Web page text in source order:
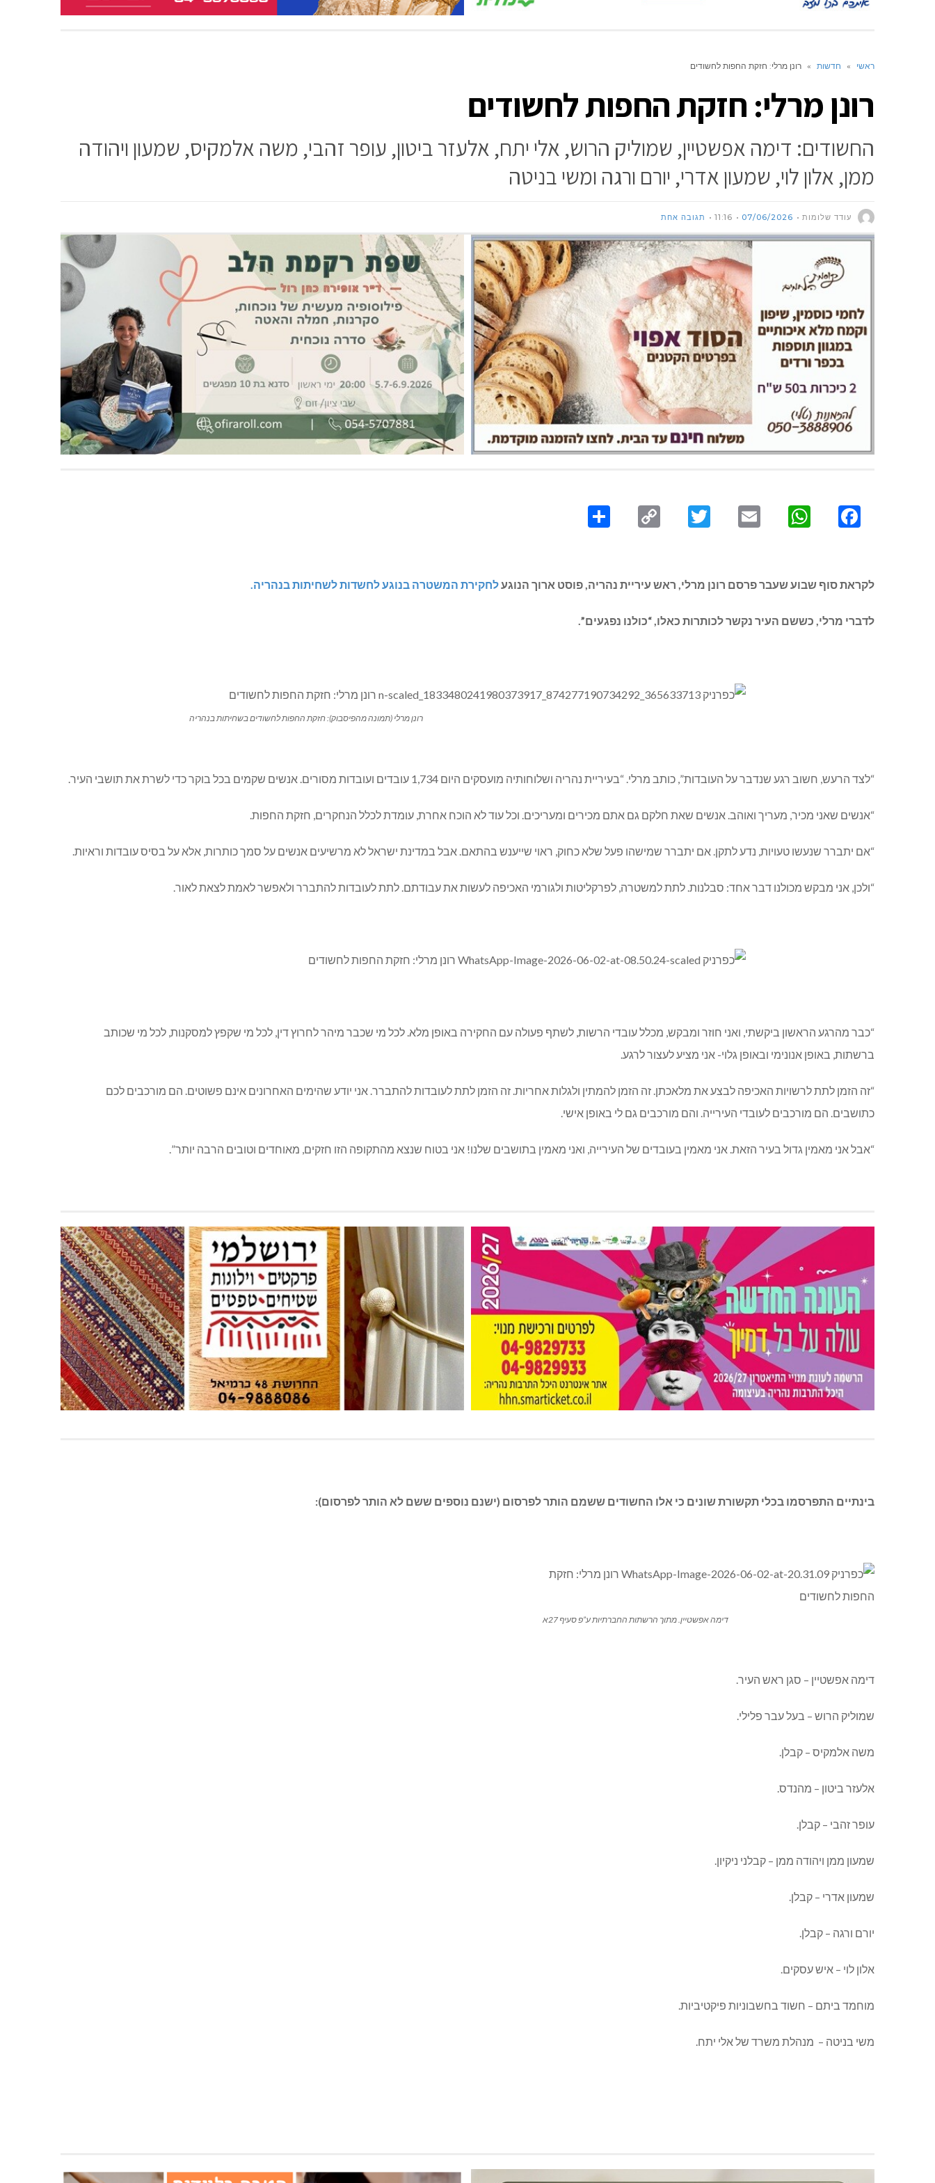
ראשי » חדשות » רונן מרלי: חזקת החפות לחשודים
רונן מרלי: חזקת החפות לחשודים
החשודים: דימה אפשטיין, שמוליק הרוש, אלי יתח, אלעזר ביטון, עופר זהבי, משה אלמקיס, שמעון ויהודה
ממן, אלון לוי, שמעון אדרי, יורם ורגה ומשי בניטה
עודד שלומות 07/06/2026
11:16 תגובה אחת
Facebook
WhatsApp
Email
Twitter
Copy
לקראת סוף שבוע שעבר פרסם רונן מרלי, ראש עיריית נהריה, פוסט ארוך הנוגעלחקירת המשטרה בנוגע לחשדות לשחיתות בנהריה.
לדברי מרלי, כששם העיר נקשר לכותרות כאלו, “כולנו נפגעים”.
רונן מרלי (תמונה מהפיסבוק): חזקת החפות לחשודים בשחיתות בנהריה
“לצד הרעש, חשוב רגע שנדבר על העובדות”, כותב מרלי. “בעיריית נהריה ושלוחותיה מועסקים היום 1,734 עובדים ועובדות מסורים. אנשים שקמים בכל בוקר כדי לשרת את תושבי העיר.
“אנשים שאני מכיר, מעריך ואוהב. אנשים שאת חלקם גם אתם מכירים ומעריכים. וכל עוד לא הוכח אחרת, עומדת לכלל הנחקרים, חזקת החפות.
“אם יתברר שנעשו טעויות, נדע לתקן. אם יתברר שמישהו פעל שלא כחוק, ראוי שייענש בהתאם. אבל במדינת ישראל לא מרשיעים אנשים על סמך כותרות, אלא על בסיס עובדות וראיות.
“ולכן, אני מבקש מכולנו דבר אחד: סבלנות. לתת למשטרה, לפרקליטות ולגורמי האכיפה לעשות את עבודתם. לתת לעובדות להתברר ולאפשר לאמת לצאת לאור.
“כבר מהרגע הראשון ביקשתי, ואני חוזר ומבקש, מכלל עובדי הרשות, לשתף פעולה עם החקירה באופן מלא. לכל מי שכבר מיהר לחרוץ דין, לכל מי שקפץ למסקנות, לכל מי שכותב
ברשתות, באופן אנונימי ובאופן גלוי- אני מציע לעצור לרגע.
“זה הזמן לתת לרשויות האכיפה לבצע את מלאכתן. זה הזמן להמתין ולגלות אחריות. זה הזמן לתת לעובדות להתברר. אני יודע שהימים האחרונים אינם פשוטים. הם מורכבים לכם
כתושבים. הם מורכבים לעובדי העירייה. והם מורכבים גם לי באופן אישי.
“אבל אני מאמין גדול בעיר הזאת. אני מאמין בעובדים של העירייה, ואני מאמין בתושבים שלנו! אני בטוח שנצא מהתקופה הזו חזקים, מאוחדים וטובים הרבה יותר”.
בינתיים התפרסמו בכלי תקשורת שונים כי אלו החשודים ששמם הותר לפרסום (ישנם נוספים ששם לא הותר לפרסום):
דימה אפשטיין. מתוך הרשתות החברתיות ע”פ סעיף 27א
דימה אפשטיין – סגן ראש העיר.
שמוליק הרוש – בעל עבר פלילי.
משה אלמקיס – קבלן.
אלעזר ביטון – מהנדס.
עופר זהבי – קבלן.
שמעון ממן ויהודה ממן – קבלני ניקיון.
שמעון אדרי – קבלן.
יורם ורגה – קבלן.
אלון לוי – איש עסקים.
מוחמד ביתם – חשוד בחשבוניות פיקטיביות.
משי בניטה – מנהלת משרד של אלי יתח.